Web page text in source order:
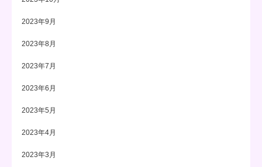
2023年9月
2023年8月
2023年7月
2023年6月
2023年5月
2023年4月
2023年3月